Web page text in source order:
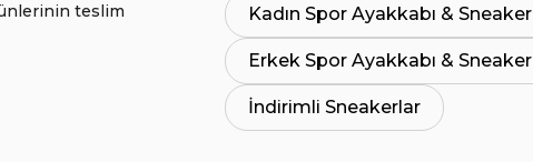
teslim
Kadın Spor Ayakkabı & Sneaker
Erkek Spor Ayakkabı & Sneaker
İndirimli Sneakerlar